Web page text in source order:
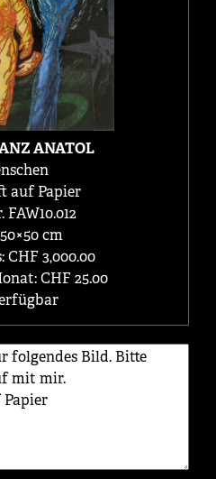
ANATOL
auf Papier
cm
3,000.00
CHF 25.00